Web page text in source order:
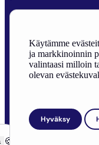
Käytämme
ja markkinoinnin
valintaasi milloin
olevan
Hyväksy